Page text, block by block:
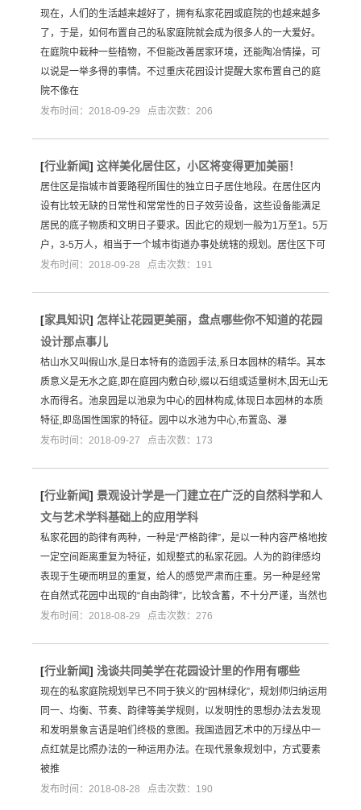
现在，人们的生活越来越好了，拥有私家花园或庭院的也越来越多
了，于是，如何布置自己的私家庭院就会成为很多人的一大爱好。
在庭院中栽种一些植物，不但能改善居家环境，还能陶冶情操，可
以说是一举多得的事情。不过重庆花园设计提醒大家布置自己的庭
院不像在
发布时间：2018-09-29 点击次数：206
[行业新闻] 这样美化居住区，小区将变得更加美丽！
居住区是指城市首要路程所围住的独立日子居住地段。在居住区内
设有比较无缺的日常性和常常性的日子效劳设备，这些设备能满足
居民的底子物质和文明日子要求。因此它的规划一般为1万至1。5万
户，3-5万人，相当于一个城市街道办事处统辖的规划。居住区下可
发布时间：2018-09-28 点击次数：191
[家具知识] 怎样让花园更美丽，盘点哪些你不知道的花园
设计那点事儿
枯山水又叫假山水,是日本特有的造园手法,系日本园林的精华。其本
质意义是无水之庭,即在庭园内敷白砂,缀以石组或适量树木,因无山无
水而得名。池泉园是以池泉为中心的园林构成,体现日本园林的本质
特征,即岛国性国家的特征。园中以水池为中心,布置岛、瀑
发布时间：2018-09-27 点击次数：173
[行业新闻] 景观设计学是一门建立在广泛的自然科学和人
文与艺术学科基础上的应用学科
私家花园的韵律有两种，一种是“严格韵律”，是以一种内容严格地按
一定空间距离重复为特征，如规整式的私家花园。人为的韵律感均
表现于生硬而明显的重复，给人的感觉严肃而庄重。另一种是经常
在自然式花园中出现的“自由韵律”，比较含蓄，不十分严谨，当然也
发布时间：2018-08-29 点击次数：276
[行业新闻] 浅谈共同美学在花园设计里的作用有哪些
现在的私家庭院规划早已不同于狭义的“园林绿化”，规划师归纳运用
同一、均衡、节奏、韵律等美学规则，以发明性的思想办法去发现
和发明景象言语是咱们终极的意图。我国造园艺术中的万绿丛中一
点红就是比照办法的一种运用办法。在现代景象规划中，方式要素
被推
发布时间：2018-08-28 点击次数：190